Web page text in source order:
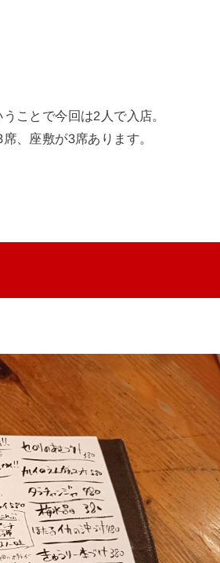
ことで今回は2人で入店。
、座敷が3席あります。